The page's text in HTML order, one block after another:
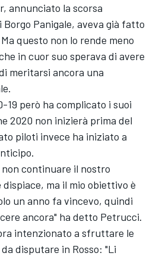
annunciato la scorsa
Panigale, aveva già fatto
questo non lo rende meno
in cuor suo sperava di avere
meritarsi ancora una
19 però ha complicato i suoi
2020 non inizierà prima del
piloti invece ha iniziato a
continuare il nostro
ma il mio obiettivo è
un anno fa vincevo, quindi
ancora" ha detto Petrucci.
intenzionato a sfruttare le
disputare in Rosso: "Li